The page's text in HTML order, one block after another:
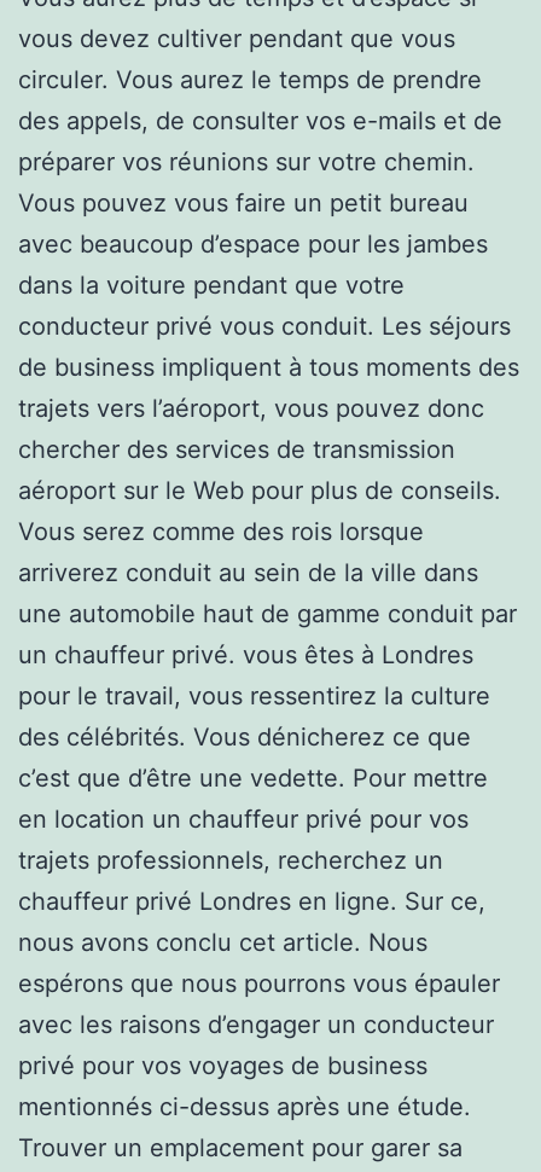
vous devez cultiver pendant que vous
circuler. Vous aurez le temps de prendre
des appels, de consulter vos e-mails et de
préparer vos réunions sur votre chemin.
Vous pouvez vous faire un petit bureau
avec beaucoup d’espace pour les jambes
dans la voiture pendant que votre
conducteur privé vous conduit. Les séjours
de business impliquent à tous moments des
trajets vers l’aéroport, vous pouvez donc
chercher des services de transmission
aéroport sur le Web pour plus de conseils.
Vous serez comme des rois lorsque
arriverez conduit au sein de la ville dans
une automobile haut de gamme conduit par
un chauffeur privé. vous êtes à Londres
pour le travail, vous ressentirez la culture
des célébrités. Vous dénicherez ce que
c’est que d’être une vedette. Pour mettre
en location un chauffeur privé pour vos
trajets professionnels, recherchez un
chauffeur privé Londres en ligne. Sur ce,
nous avons conclu cet article. Nous
espérons que nous pourrons vous épauler
avec les raisons d’engager un conducteur
privé pour vos voyages de business
mentionnés ci-dessus après une étude.
Trouver un emplacement pour garer sa